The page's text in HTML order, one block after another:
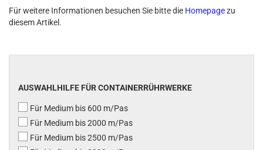
Für weitere Informationen besuchen Sie bitte die Homepagezu
diesem Artikel.
AUSWAHLHILFE FÜR CONTAINERRÜHRWERKE
Für Medium bis 600 m/Pas
Für Medium bis 2000 m/Pas
Für Medium bis 2500 m/Pas